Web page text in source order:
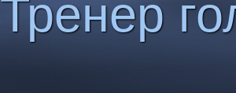
Тренер